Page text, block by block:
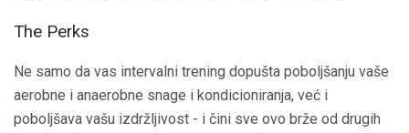
The Perks
Ne samo da vas intervalni trening dopušta poboljšanju vaše
aerobne i anaerobne snage i kondicioniranja, već i
poboljšava vašu izdržljivost - i čini sve ovo brže od drugih